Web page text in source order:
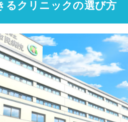
るクリニックの選び方